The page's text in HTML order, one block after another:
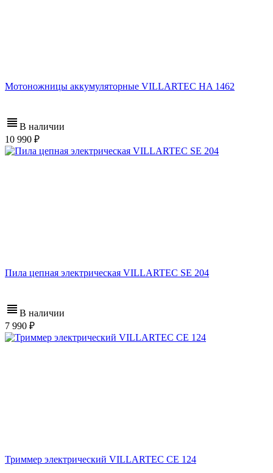
Мотоножницы аккумуляторные VILLARTEC HA 1462
В наличии
10 990
Пила цепная электрическая VILLARTEC SE 204
В наличии
7 990
Триммер электрический VILLARTEC CE 124